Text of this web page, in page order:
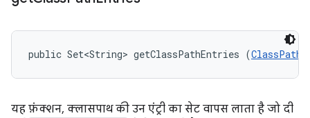
public Set<String> getClassPathEntries (
यह फ़ंक्शन, क्लासपाथ की उन एंट्री का सेट वापस लाता है जो दी